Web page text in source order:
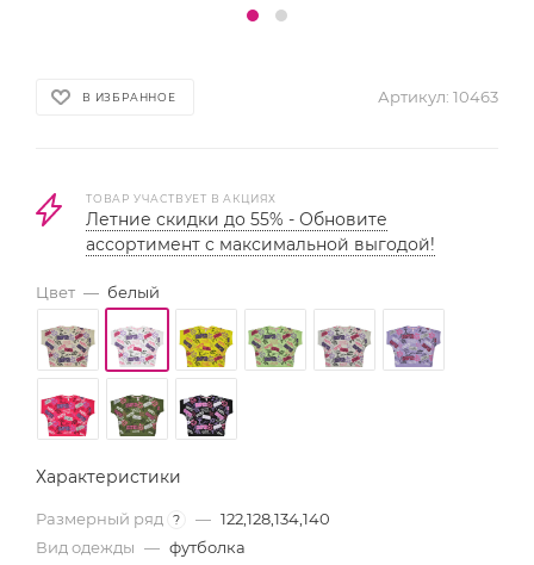
В ИЗБРАННОЕ Артикул: 10463
ТОВАР УЧАСТВУЕТ В АКЦИЯХ
Летние скидки до 55% - Обновите
ассортимент с максимальной выгодой!
Цвет — белый
Характеристики
Размерный ряд ? — 122,128,134,140
Вид одежды — футболка